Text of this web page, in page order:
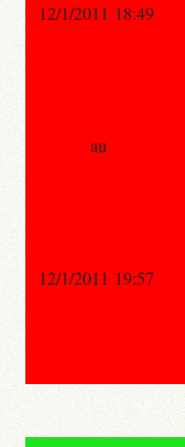
12/1/2011 18:49
au
12/1/2011 19:57